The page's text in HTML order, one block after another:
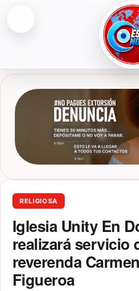
RELIGIOSA
Iglesia Unity En
realizará servicio
reverenda
Figueroa